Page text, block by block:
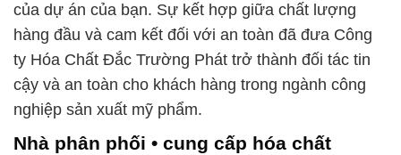
của dự án của bạn. Sự kết hợp giữa chất lượng
hàng đầu và cam kết đối với an toàn đã đưa Công
ty Hóa Chất Đắc Trường Phát trở thành đối tác tin
cậy và an toàn cho khách hàng trong ngành công
nghiệp sản xuất mỹ phẩm.
Nhà phân phối • cung cấp hóa chất